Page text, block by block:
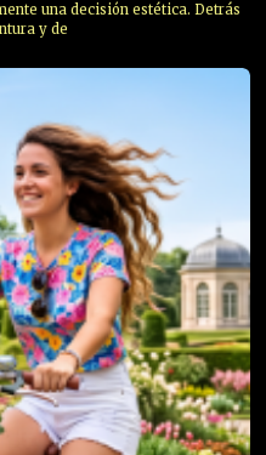
una decisión estética. Detrás
y de